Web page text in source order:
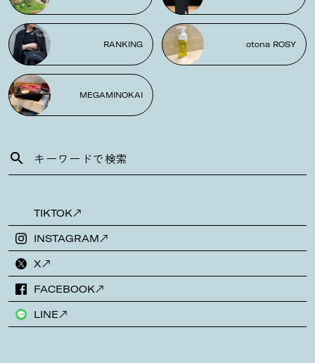
RANKING otona ROSY
MEGAMINOKAI
TIKTOK
INSTAGRAM
X
FACEBOOK
LINE